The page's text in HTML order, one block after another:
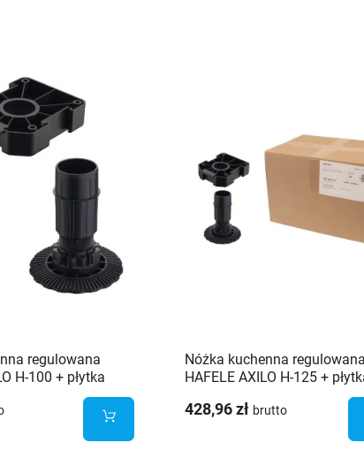
regulowana
H-100 + płytka
Nóżka kuchenna regulowana
HAFELE AXILO H-125 +
428,96 zł brutto